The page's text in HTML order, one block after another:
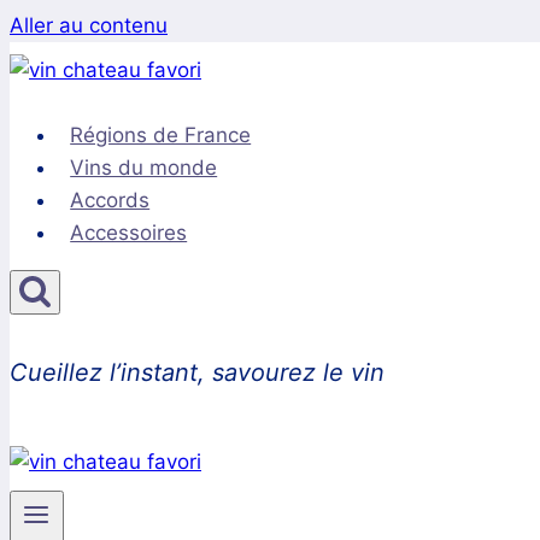
Aller au contenu
Régions de France
Vins du monde
Accords
Accessoires
Cueillez l’instant, savourez le vin